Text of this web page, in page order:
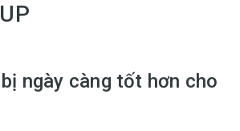
ngày càng tốt hơn cho